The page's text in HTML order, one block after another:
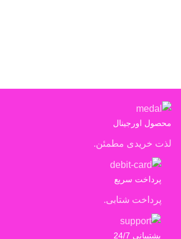
محصول اورجینال
لذت خریدی مطمئن.
پرداخت سریع
پرداخت شتابی.
پشتیبانی 24/7